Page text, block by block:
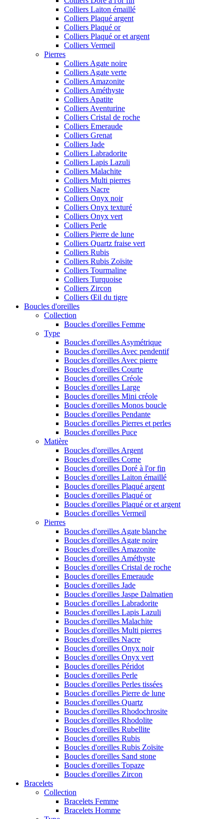
Colliers Laiton émaillé
Colliers Plaqué argent
Colliers Plaqué or
Colliers Plaqué or et argent
Colliers Vermeil
Pierres
Colliers Agate noire
Colliers Agate verte
Colliers Amazonite
Colliers Améthyste
Colliers Apatite
Colliers Aventurine
Colliers Cristal de roche
Colliers Emeraude
Colliers Grenat
Colliers Jade
Colliers Labradorite
Colliers Lapis Lazuli
Colliers Malachite
Colliers Multi pierres
Colliers Nacre
Colliers Onyx noir
Colliers Onyx texturé
Colliers Onyx vert
Colliers Perle
Colliers Pierre de lune
Colliers Quartz fraise vert
Colliers Rubis
Colliers Rubis Zoïsite
Colliers Tourmaline
Colliers Turquoise
Colliers Zircon
Colliers Œil du tigre
Boucles d'oreilles
Collection
Boucles d'oreilles Femme
Type
Boucles d'oreilles Asymétrique
Boucles d'oreilles Avec pendentif
Boucles d'oreilles Avec pierre
Boucles d'oreilles Courte
Boucles d'oreilles Créole
Boucles d'oreilles Large
Boucles d'oreilles Mini créole
Boucles d'oreilles Monos boucle
Boucles d'oreilles Pendante
Boucles d'oreilles Pierres et perles
Boucles d'oreilles Puce
Matière
Boucles d'oreilles Argent
Boucles d'oreilles Corne
Boucles d'oreilles Doré à l'or fin
Boucles d'oreilles Laiton émaillé
Boucles d'oreilles Plaqué argent
Boucles d'oreilles Plaqué or
Boucles d'oreilles Plaqué or et argent
Boucles d'oreilles Vermeil
Pierres
Boucles d'oreilles Agate blanche
Boucles d'oreilles Agate noire
Boucles d'oreilles Amazonite
Boucles d'oreilles Améthyste
Boucles d'oreilles Cristal de roche
Boucles d'oreilles Emeraude
Boucles d'oreilles Jade
Boucles d'oreilles Jaspe Dalmatien
Boucles d'oreilles Labradorite
Boucles d'oreilles Lapis Lazuli
Boucles d'oreilles Malachite
Boucles d'oreilles Multi pierres
Boucles d'oreilles Nacre
Boucles d'oreilles Onyx noir
Boucles d'oreilles Onyx vert
Boucles d'oreilles Péridot
Boucles d'oreilles Perle
Boucles d'oreilles Perles tissées
Boucles d'oreilles Pierre de lune
Boucles d'oreilles Quartz
Boucles d'oreilles Rhodochrosite
Boucles d'oreilles Rhodolite
Boucles d'oreilles Rubellite
Boucles d'oreilles Rubis
Boucles d'oreilles Rubis Zoïsite
Boucles d'oreilles Sand stone
Boucles d'oreilles Topaze
Boucles d'oreilles Zircon
Bracelets
Collection
Bracelets Femme
Bracelets Homme